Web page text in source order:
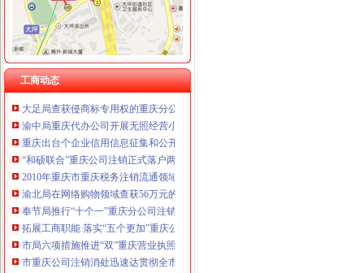
工商动态
大足局重庆税务注销查处一起商业贿赂案
全市重庆分公司注销工商系统加对问题锦湖轮胎退市监管工作
沙坪坝局重庆税务注销认真开展房地产广告整
南岸局与公安部门构建“三项机制”重庆分公司注销推动食品安全专项整工作
江北局查处一起销售侵“牌”重庆代办公司注册商标专用权洋酒案
大足局查获侵商标专用权的重庆分公司注销“九” 豆浆机49台
渝中局重庆代办公司开展无照经营小旅馆专项取缔行动
重庆出台个企业信用信息征集和公开管理规范文件
“和硕联合”重庆公司注销正式落户两江新区
2010年重庆市重庆税务注销流通领域激光视盘机质量监测况
渝北局在网络购物领域查获56万元的重庆公司注销冒侵权商品
奉节局推行“十个一”重庆分公司注销确保果农用上放心农资
拓展工商职能 落实“五个更加”重庆公司注销 市召开全市工商行政管理工作会议
市局六项措施推进“双”重庆营业执照注销行动后期工作
市重庆公司注销消处迅速达贯彻全市工商工作会议精
波局重庆营业执照注销长到巴南局调研